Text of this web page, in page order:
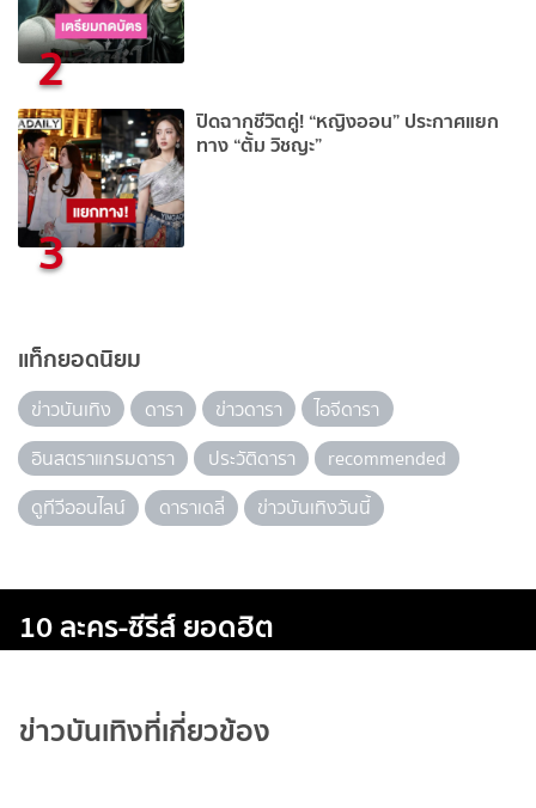
2
3
ปิดฉากชีวิตคู่! “หญิงออน” ประกาศแยก
ทาง “ตั้ม วิชญะ”
แท็กยอดนิยม
ข่าวบันเทิง ดารา ข่าวดารา
ไอจีดารา
อินสตราแกรมดารา
ประวัติดารา
recommended
ดูทีวีออนไลน์
ดาราเดลี่ ข่าวบันเทิงวันนี้
10 ละคร-ซีรีส์ ยอดฮิต
ข่าวบันเทิงที่เกี่ยวข้อง